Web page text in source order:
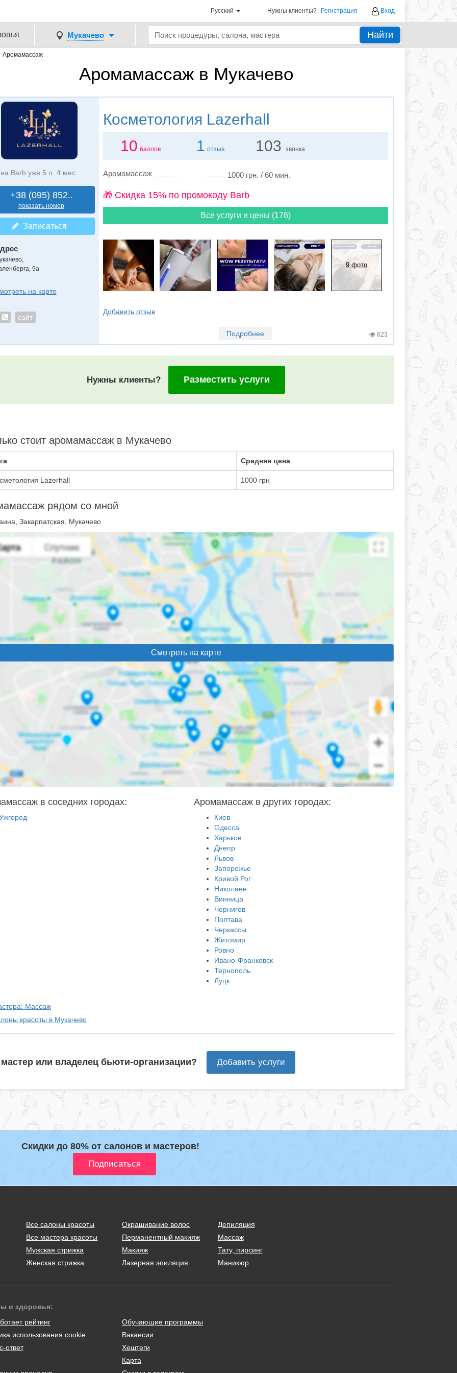
Русский Нужны клиенты? Регистрация Вход
Мукачево Найти
Аромамассаж
Аромамассаж в Мукачево
на Barb уже 5 л. 4 мес.
+38 (095) 852..
показать номер
Записаться
,
9а
на карте
сайт
Косметология Lazerhall
10 баллов 1 отзыв 103 звонка
Аромамассаж 1000 грн. / 60 мин.
🎁 Cкидка 15% по промокоду Barb
Все услуги и цены (176)
9 фото
Добавить отзыв
Подробнее 623
Нужны клиенты? Разместить услуги
стоит аромамассаж в Мукачево
Средняя цена
Lazerhall 1000 грн
рядом со мной
Закарпатская, Мукачево
Смотреть на карте
в соседних городах: Аромамассаж в других городах:
Киев
Одесса
Харьков
Днепр
Львов
Запорожье
Кривой Рог
Николаев
Винница
Чернигов
Полтава
Черкассы
Житомир
Ровно
Ивано-Франковск
Тернополь
Луцк
Массаж
красоты в Мукачево
или владелец бьюти-организации? Добавить услуги
Скидки до 80% от салонов и мастеров!
Все салоны красоты
Все мастера красоты
Мужская стрижка
Женская стрижка
Окрашивание волос
Перманентный макияж
Макияж
Лазерная эпиляция
Депиляция
Массаж
Тату, пирсинг
Маникюр
и здоровья:
рейтинг
использования cookie
ответ
Обучающие программы
Вакансии
Хештеги
Карта